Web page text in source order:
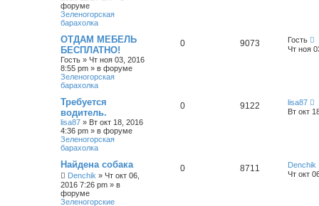
форуме
Зеленогорская
барахолка
ОТДАМ МЕБЕЛЬ
БЕСПЛАТНО!
Гость » Чт ноя 03, 2016
8:55 pm » в форуме
Зеленогорская
барахолка
0 9073
Гость
Чт ноя
Требуется
водитель.
lisa87 » Вт окт 18, 2016
4:36 pm » в форуме
Зеленогорская
барахолка
0 9122
lisa87
Вт окт
Найдена собака
Denchik » Чт окт 06,
2016 7:26 pm » в
форуме
Зеленогорские
0 8711
Denchik
Чт окт